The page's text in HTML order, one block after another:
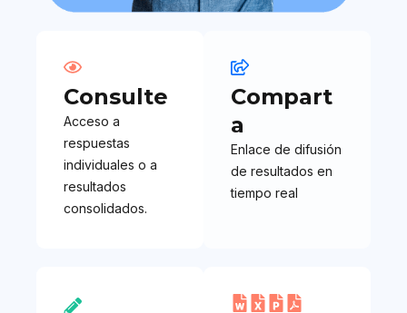
Consulte
Acceso a
respuestas
individuales o a
resultados
consolidados.
Compart
a
Enlace de difusión
de resultados en
tiempo real